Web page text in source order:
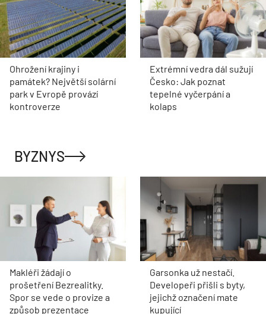
Ohrožení krajiny i
památek? Největší solární
park v Evropě provází
kontroverze
Extrémní vedra dál sužují
Česko: Jak poznat
tepelné vyčerpání a
kolaps
BYZNYS
Makléři žádají o
prošetření Bezrealitky.
Spor se vede o provize a
způsob prezentace
Garsonka už nestačí.
Developeři přišli s byty,
jejichž označení mate
kupující